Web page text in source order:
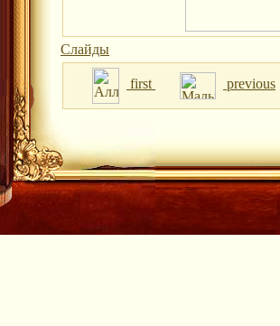
Слайды
first previous